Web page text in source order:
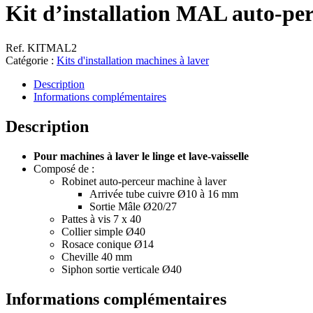
Kit d’installation MAL auto-
Ref. KITMAL2
Catégorie : Kits d'installation machines à laver
Description
Informations complémentaires
Description
Pour machines à laver le linge et lave-vaisselle
Composé de :
Robinet auto-perceur machine à laver
Arrivée tube cuivre Ø10 à 16 mm
Sortie Mâle Ø20/27
Pattes à vis 7 x 40
Collier simple Ø40
Rosace conique Ø14
Cheville 40 mm
Siphon sortie verticale Ø40
Informations complémentaires